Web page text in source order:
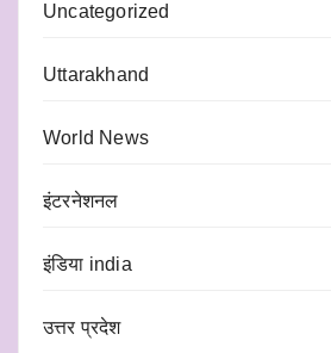
Uncategorized
Uttarakhand
World News
इंटरनेशनल
इंडिया india
उत्तर प्रदेश